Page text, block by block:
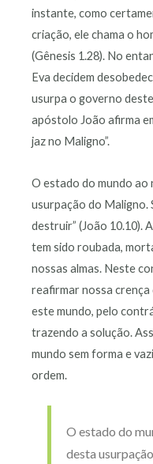
instante, como
criação, ele chama o
(Gênesis 1.28). No
Eva decidem
usurpa o governo
apóstolo João afirma
jaz no Maligno”.
O estado do mundo
usurpação do Maligno.
destruir” (João 10.10).
tem sido roubada,
nossas almas. Neste
reafirmar nossa crença
este mundo, pelo
trazendo a solução.
mundo sem forma e
ordem.
O estado do
desta